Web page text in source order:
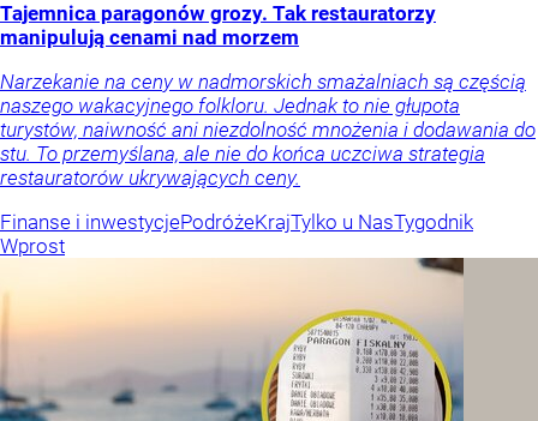
Tajemnica paragonów grozy. Tak restauratorzy
manipulują cenami nad morzem
Narzekanie na ceny w nadmorskich smażalniach są częścią
naszego wakacyjnego folkloru. Jednak to nie głupota
turystów, naiwność ani niezdolność mnożenia i dodawania do
stu. To przemyślana, ale nie do końca uczciwa strategia
restauratorów ukrywających ceny.
Finanse i inwestycjePodróżeKrajTylko u NasTygodnik
Wprost